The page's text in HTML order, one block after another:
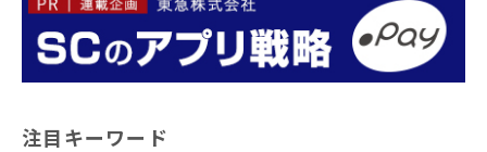
注目キーワード